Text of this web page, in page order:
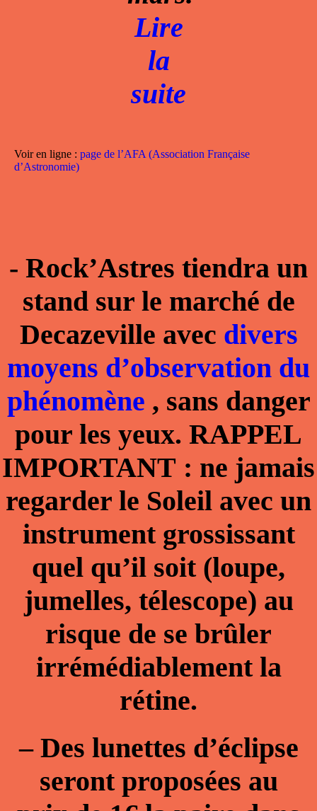
Lire
la
suite
Voir en ligne : page de l’AFA (Association Française
d’Astronomie)
- Rock’Astres tiendra un
stand sur le marché de
Decazeville avec divers
moyens d’observation du
phénomène , sans danger
pour les yeux. RAPPEL
IMPORTANT : ne jamais
regarder le Soleil avec un
instrument grossissant
quel qu’il soit (loupe,
jumelles, télescope) au
risque de se brûler
irrémédiablement la
rétine.
–Des lunettes d’éclipse
seront proposées au